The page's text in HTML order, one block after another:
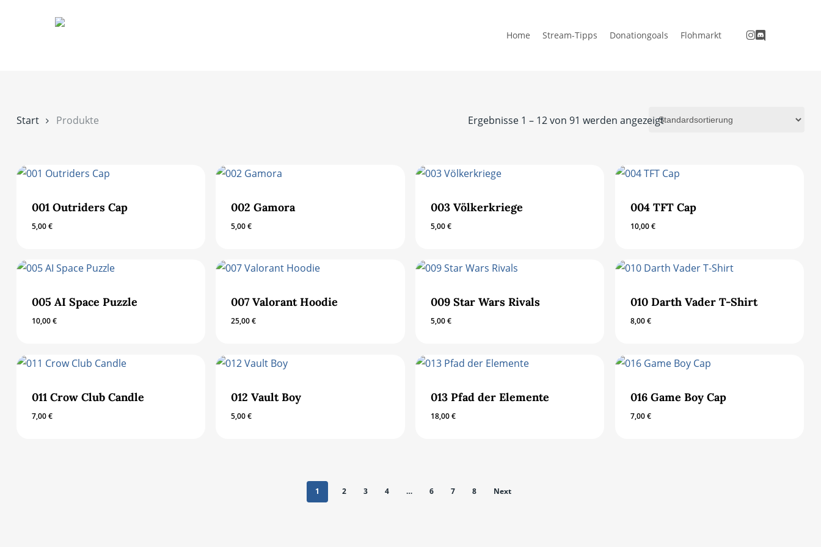
Home Stream-Tipps Donationgoals Flohmarkt instagram
discord
Ergebnisse 1 – 12 von 91 werden angezeigt
Start Produkte
001 Outriders Cap
5,00€
002 Gamora
5,00€
003 Völkerkriege
5,00€
004 TFT Cap
10,00€
005 AI Space Puzzle
10,00€
007 Valorant Hoodie
25,00€
009 Star Wars Rivals
5,00€
010 Darth Vader T-Shirt
8,00€
011 Crow Club Candle
7,00€
012 Vault Boy
5,00€
013 Pfad der Elemente
18,00€
016 Game Boy Cap
7,00€
1 2 3 4 … 6 7 8 Next